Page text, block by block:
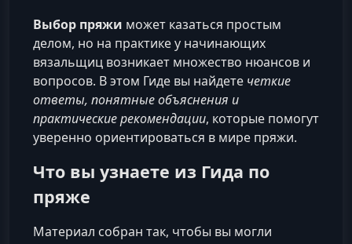
Выбор пряжи может казаться простым
делом, но на практике у начинающих
вязальщиц возникает множество нюансов и
вопросов. В этом Гиде вы найдете четкие
ответы, понятные объяснения и
практические рекомендации, которые помогут
уверенно ориентироваться в мире пряжи.
Что вы узнаете из Гида по
пряже
Материал собран так, чтобы вы могли